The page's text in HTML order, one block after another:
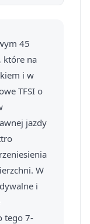
45
które na
i w
TFSI o
jazdy
W
i
tego 7-